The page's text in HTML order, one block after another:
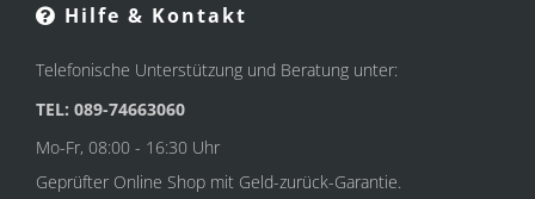
Hilfe & Kontakt
Telefonische Unterstützung und Beratung unter:
TEL: 089-74663060
Mo-Fr, 08:00 - 16:30 Uhr
Geprüfter Online Shop mit Geld-zurück-Garantie.